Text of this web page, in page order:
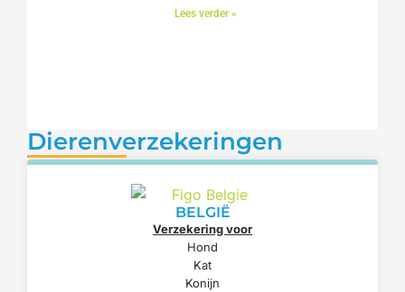
Lees verder »
Dierenverzekeringen
BELGIË
Verzekering voor
Hond
Kat
Konijn